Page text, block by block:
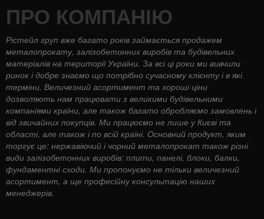
ПРО КОМПАНІЮ
Рістейл груп вже багато років займається продажем
металопрокату, залізобетонних виробів та будівельних
матеріалів на території України. За всі ці роки ми вивчили
ринок і добре знаємо що потрібно сучасному клієнту і в які
терміни. Величезний асортимент та хороші ціни
дозволяють нам працювати з великими будівельними
компаніями країни, але також багато обробляємо замовлень і
від звичайних покупців. Ми працюємо не лише у Києві та
області, але також і по всій країні. Основний продукт, яким
торгує це: нержавіючий і чорний металопрокат також різні
види залізобетонних виробів: плити, панелі, блоки, балки,
фундаментні сходи. Ми пропонуємо не тільки величезний
асортимент, а ще професійну консультацію наших
менеджерів.